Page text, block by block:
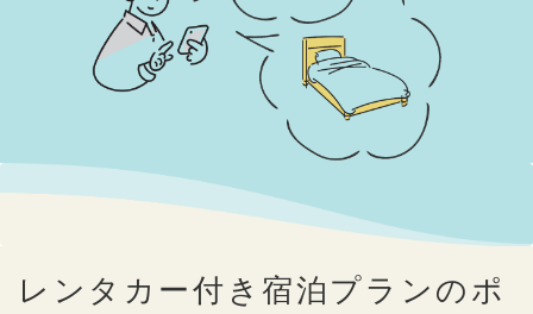
レンタカー付き宿泊プランのポ